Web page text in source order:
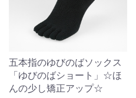
五本指のゆびのばソックス
「ゆびのばショート」☆ほ
んの少し矯正アップ☆